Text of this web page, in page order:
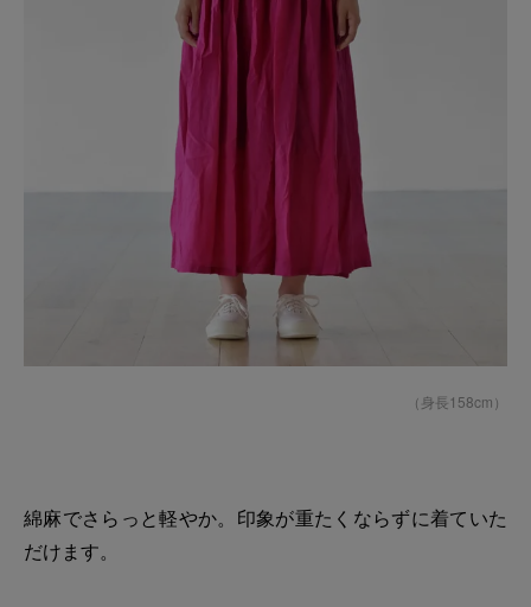
（身長158cm）
綿麻でさらっと軽やか。印象が重たくならずに着ていた
だけます。